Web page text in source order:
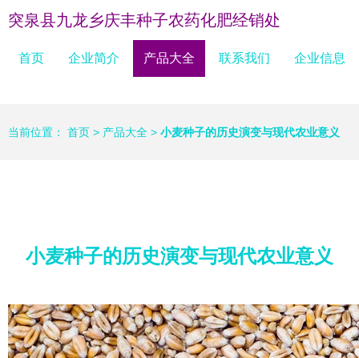
突泉县九龙乡庆丰种子农药化肥经销处
首页 企业简介 产品大全 联系我们 企业信息
当前位置： 首页 > 产品大全 > 小麦种子的历史演变与现代农业意义
小麦种子的历史演变与现代农业意义